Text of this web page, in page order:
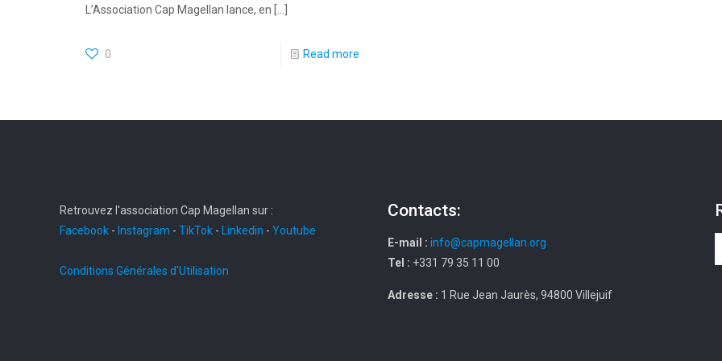
L’Association Cap Magellan lance, en
0 Read more
Retrouvez l'association Cap Magellan sur :
Facebook - Instagram - TikTok - Linkedin - Youtube
Conditions Générales d'Utilisation
Contacts:
E-mail : info@capmagellan.org
Tel : +331 79 35 11 00
Adresse : 1 Rue Jean Jaurès, 94800 Villejuif